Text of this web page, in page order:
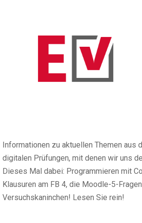
Informationen zu aktuellen Themen aus
digitalen Prüfungen, mit denen wir uns
Dieses Mal dabei: Programmieren mit
Klausuren am FB 4, die Moodle-5-
Versuchskaninchen! Lesen Sie rein!